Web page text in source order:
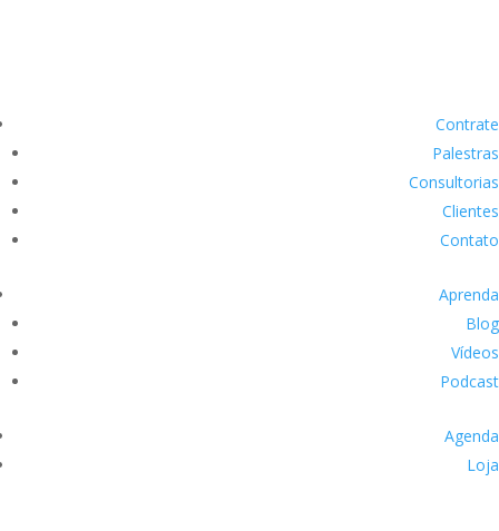
Contrate
Palestras
Consultorias
Clientes
Contato
Aprenda
Blog
Vídeos
Podcast
Agenda
Loja